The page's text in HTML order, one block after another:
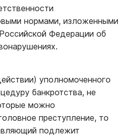
нормами, изложенными
Федерации об
уполномоченного
банкротства, не
можно
преступление, то
подлежит